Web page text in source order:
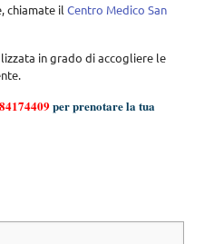
chiamate il Centro Medico San
in grado di accogliere le
per prenotare la tua